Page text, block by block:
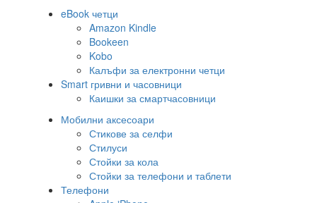
eBook четци
Amazon Kindle
Bookeen
Kobo
Калъфи за електронни четци
Smart гривни и часовници
Каишки за смартчасовници
Мобилни аксесоари
Стикове за селфи
Стилуси
Стойки за кола
Стойки за телефони и таблети
Телефони